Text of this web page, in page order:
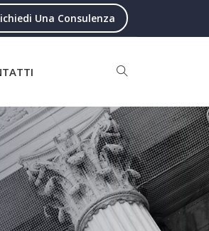
Una Consulenza